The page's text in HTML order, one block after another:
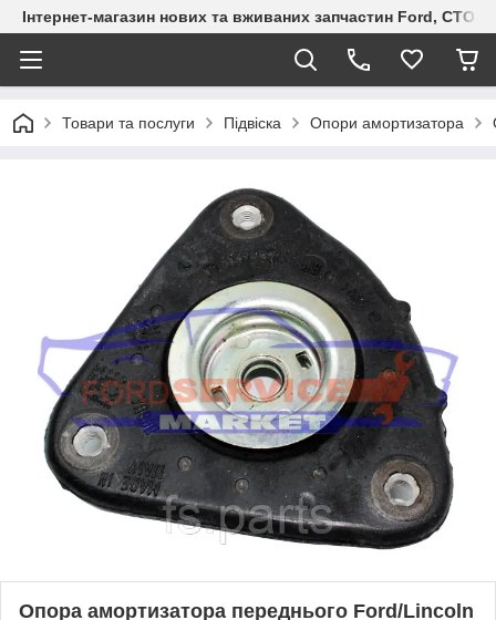
Інтернет-магазин нових та вживаних запчастин Ford, СТО
Товари та послуги Підвіска Опори амортизатора
Опора амортизатора переднього Ford/Lincoln